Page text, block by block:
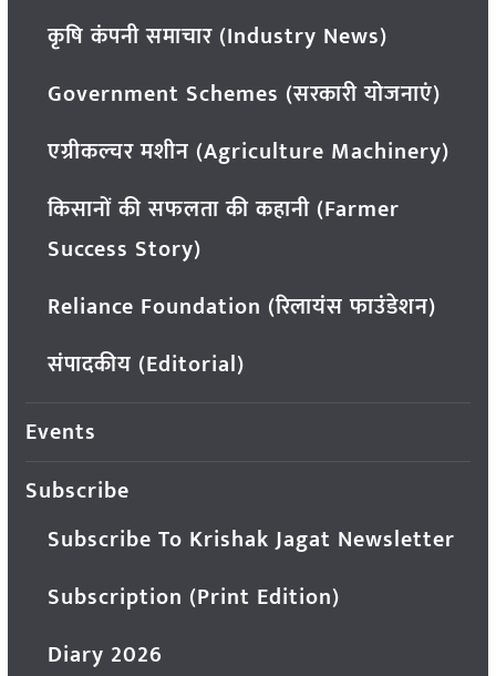
कृषि कंपनी समाचार (Industry News)
Government Schemes (सरकारी योजनाएं)
एग्रीकल्चर मशीन (Agriculture Machinery)
किसानों की सफलता की कहानी (Farmer
Success Story)
Reliance Foundation (रिलायंस फाउंडेशन)
संपादकीय (Editorial)
Events
Subscribe
Subscribe To Krishak Jagat Newsletter
Subscription (Print Edition)
Diary 2026